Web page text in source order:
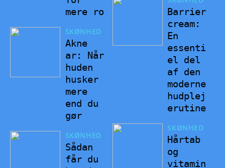
mere ro
SKØNHED
Akne
ar: Når
huden
husker
mere
end du
gør
SKØNHED
Sådan
får du
Barrier
cream:
En
essenti
el del
af den
moderne
hudplej
erutine
SKØNHED
Hårtab
og
vitamin